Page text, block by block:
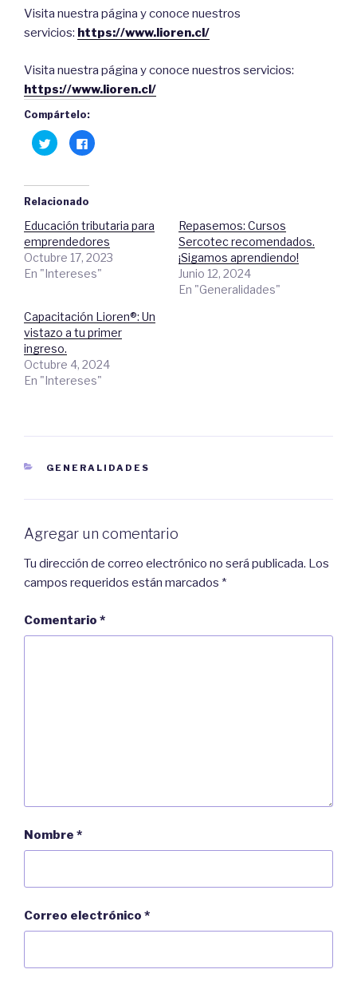
Visita nuestra página y conoce nuestros
servicios: https://www.lioren.cl/
Visita nuestra página y conoce nuestros servicios:
https://www.lioren.cl/
Compártelo:
H
a
i
c
p
r
a
c
o
m
p
i
r
e
n
T
w
i
t
t
e
r
e
u
v
e
t
a
n
a
e
v
a
C
l
a
r
a
c
o
m
t
i
r
e
F
a
c
e
.
e
a
e
u
n
v
e
n
t
a
n
u
Relacionado
Educación tributaria para
emprendedores
Octubre 17, 2023
En "Intereses"
Repasemos: Cursos
Sercotec recomendados.
¡Sigamos aprendiendo!
Junio 12, 2024
En "Generalidades"
Capacitación Lioren®: Un
vistazo a tu primer
ingreso.
Octubre 4, 2024
En "Intereses"
CATEGORIES
GENERALIDADES
Agregar un comentario
Tu dirección de correo electrónico no será publicada. Los
campos requeridos están marcados *
Comentario *
Nombre *
Correo electrónico *